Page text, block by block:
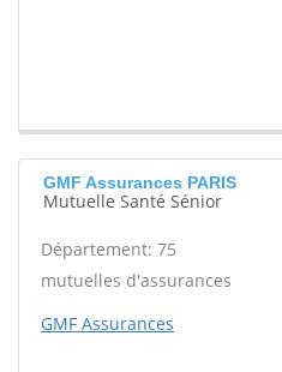
GMF Assurances PARIS
Mutuelle Santé Sénior
Département: 75
mutuelles d'assurances
GMF Assurances